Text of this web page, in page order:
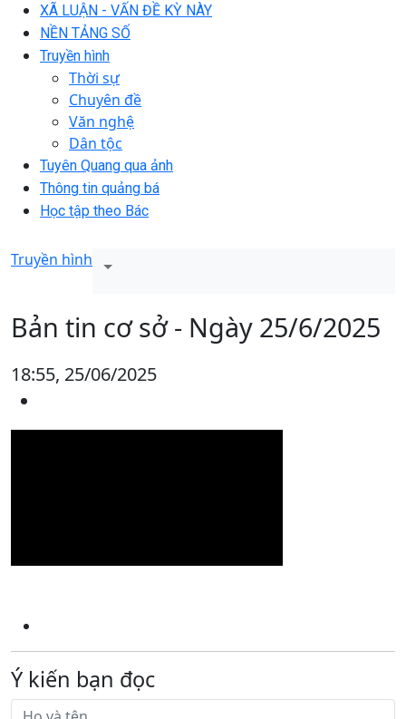
XÃ LUẬN - VẤN ĐỀ KỲ NÀY
NỀN TẢNG SỐ
Truyền hình
Thời sự
Chuyên đề
Văn nghệ
Dân tộc
Tuyên Quang qua ảnh
Thông tin quảng bá
Học tập theo Bác
Truyền hình
Bản tin cơ sở - Ngày 25/6/2025
18:55, 25/06/2025
Ý kiến bạn đọc